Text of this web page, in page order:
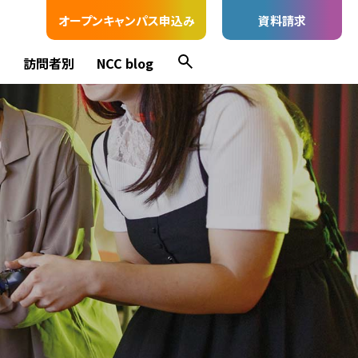
オープンキャンパス申込み 資料請求
訪問者別 NCC blog